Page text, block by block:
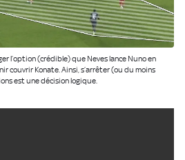
l’option (crédible) que Neves lance Nuno en
couvrir Konate. Ainsi, s’arrêter (ou du moins
est une décision logique.